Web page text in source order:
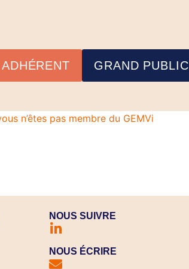
ADHÉRENT GRAND PUBLIC
n’êtes pas membre du GEMVi
NOUS SUIVRE
NOUS ÉCRIRE